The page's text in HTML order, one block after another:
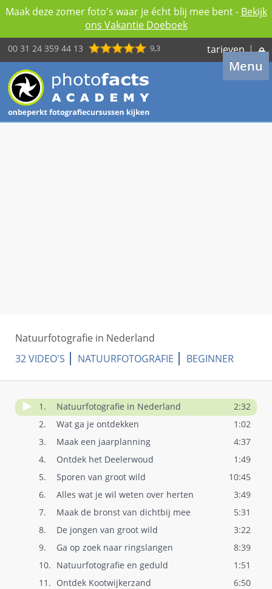
Maak deze zomer foto's waar je écht blij mee bent - Bekijk
ons Vakantie Doeboek
00 31 24 359 44 13 9,3 tarieven |
Menu
Natuurfotografie in Nederland
32 VIDEO'S
NATUURFOTOGRAFIE BEGINNER
1. Natuurfotografie in Nederland
2:32
2.
Wat ga je ontdekken
1:02
3.
Maak een jaarplanning
4:37
4.
Ontdek het Deelerwoud
1:49
5.
Sporen van groot wild
10:45
6.
Alles wat je wil weten over herten
3:49
7.
Maak de bronst van dichtbij mee
5:31
8.
De jongen van groot wild
3:22
9.
Ga op zoek naar ringslangen
8:39
10. Natuurfotografie en geduld
1:51
11. Ontdek Kootwijkerzand
6:50